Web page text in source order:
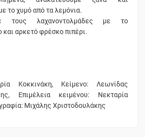
το χυμό από τα λεμόνια.
τους λαχανοντολμάδες με το
και αρκετό φρέσκο πιπέρι.
Κοκκινάκη, Κείμενο: Λεωνίδας
Επιμέλεια κειμένου: Νεκταρία
Μιχάλης Χριστοδουλάκης